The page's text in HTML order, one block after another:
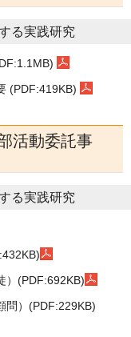
る実践研究
(PDF:419KB)
活動委託事
る実践研究
）(PDF:692KB)
）(PDF:229KB)